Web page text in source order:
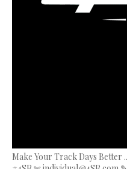
Make Your Track Days Better